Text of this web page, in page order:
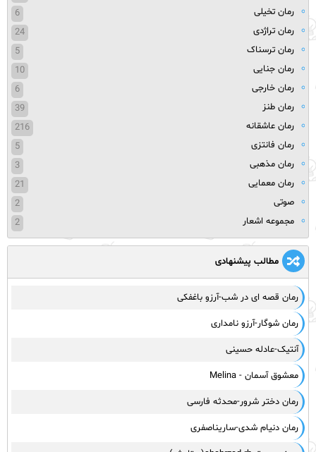
رمان تخیلی
6
رمان تراژدی
24
رمان ترسناک
5
رمان جنایی
10
رمان خارجی
6
رمان طنز
39
رمان عاشقانه
216
رمان فانتزی
5
رمان مذهبی
3
رمان معمایی
21
صوتی
2
مجموعه اشعار
2
مطالب پیشنهادی
رمان قصه ای در شب-آرزو باغفکی
رمان شوگار-آرزو نامداری
آنتیک-عادله حسینی
معشوق آسمان - Melina
رمان دختر شرور-محدثه فارسی
رمان دنیام شدی-ساریناصفری